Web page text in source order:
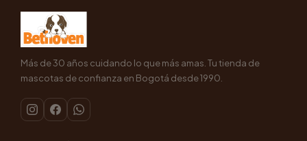
Más de 30 años cuidando lo que más amas. Tu tienda de
mascotas de confianza en Bogotá desde 1990.